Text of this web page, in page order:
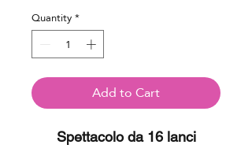
Quantity*
Add to Cart
Spettacolo da 16 lanci